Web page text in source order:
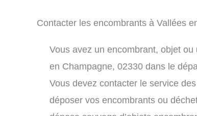
Contacter les encombrants à Vallées
Vous avez un encombrant, objet
en Champagne, 02330 dans le
Vous devez contacter le service
déposer vos encombrants ou